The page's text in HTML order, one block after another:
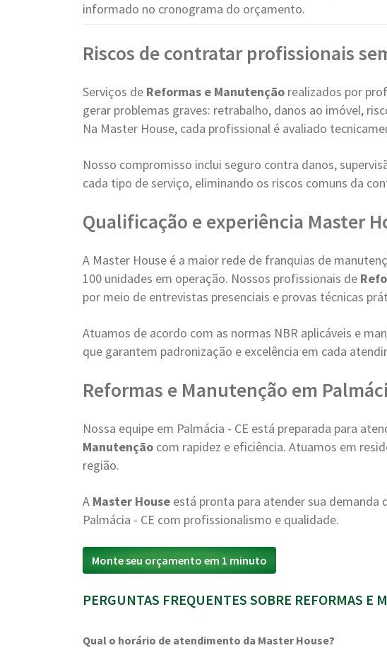
informado no cronograma do orçamento.
Riscos de contratar profissionais
Serviços de Reformas e Manutenção realizados por
gerar problemas graves: retrabalho, danos ao imóvel,
Na Master House, cada profissional é avaliado
Nosso compromisso inclui seguro contra danos,
cada tipo de serviço, eliminando os riscos comuns da
Qualificação e experiência Master
A Master House é a maior rede de franquias de
100 unidades em operação. Nossos profissionais de
por meio de entrevistas presenciais e provas técnicas
Atuamos de acordo com as normas NBR aplicáveis e
que garantem padronização e excelência em cada
Reformas e Manutenção em
Nossa equipe em Palmácia - CE está preparada para
Manutenção com rapidez e eficiência. Atuamos em
região.
A Master House está pronta para atender sua demanda
Palmácia - CE com profissionalismo e qualidade.
Monte seu orçamento em 1 minuto
PERGUNTAS FREQUENTES SOBRE REFORMAS E
Qual o horário de atendimento da Master House?